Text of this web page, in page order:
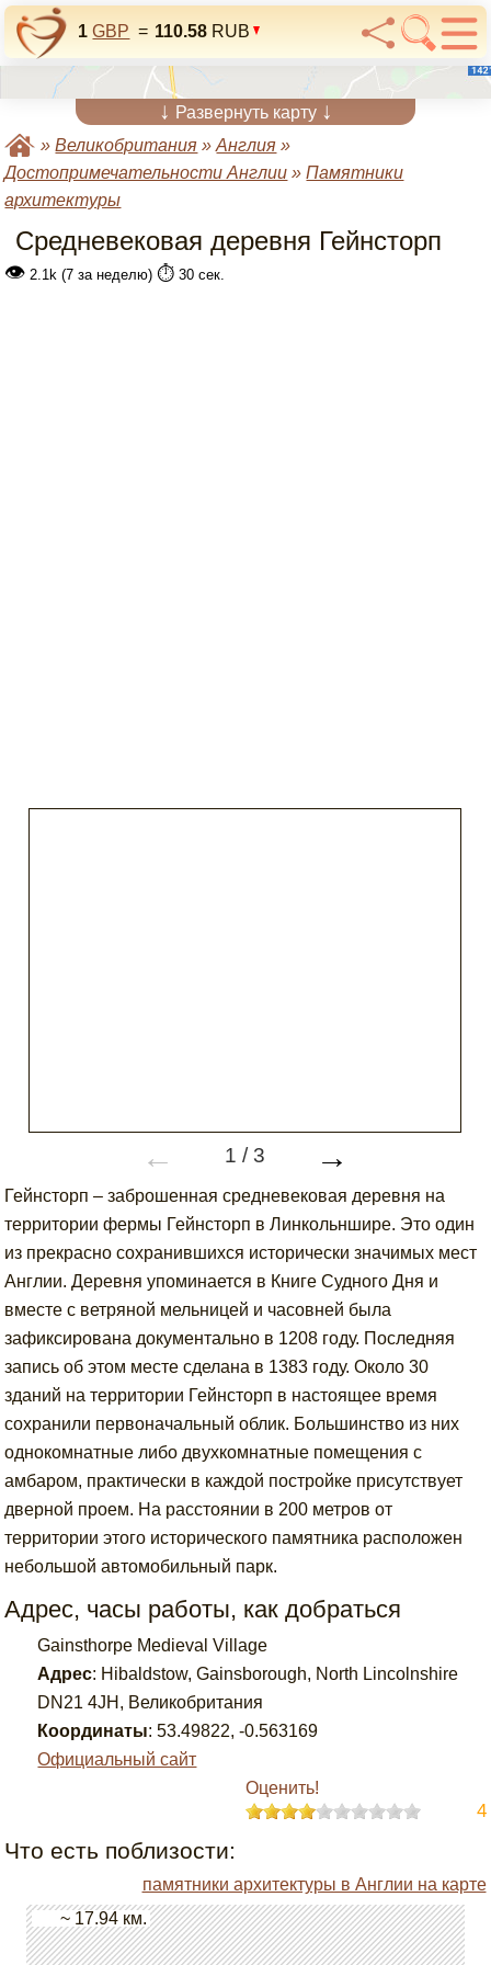
1 GBP = 110.58 RUB
↓ Развернуть карту ↓
»Великобритания »Англия »
Достопримечательности Англии »Памятники
архитектуры
Средневековая деревня Гейнсторп
👁 2.1k (7 за неделю) ⏱️ 30 сек.
← 1 /3 →
Гейнсторп – заброшенная средневековая деревня на
территории фермы Гейнсторп в Линкольншире. Это один
из прекрасно сохранившихся исторически значимых мест
Англии. Деревня упоминается в Книге Судного Дня и
вместе с ветряной мельницей и часовней была
зафиксирована документально в 1208 году. Последняя
запись об этом месте сделана в 1383 году. Около 30
зданий на территории Гейнсторп в настоящее время
сохранили первоначальный облик. Большинство из них
однокомнатные либо двухкомнатные помещения с
амбаром, практически в каждой постройке присутствует
дверной проем. На расстоянии в 200 метров от
территории этого исторического памятника расположен
небольшой автомобильный парк.
Адрес, часы работы, как добраться
Gainsthorpe Medieval Village
Адрес: Hibaldstow, Gainsborough, North Lincolnshire
DN21 4JH, Великобритания
Координаты: 53.49822,-0.563169
Официальный сайт
Оценить!
4
Что есть поблизости:
памятники архитектуры в Англии на карте
~ 17.94 км.